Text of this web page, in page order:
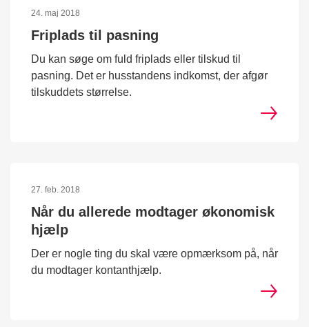
24. maj 2018
Friplads til pasning
Du kan søge om fuld friplads eller tilskud til
pasning. Det er husstandens indkomst, der afgør
tilskuddets størrelse.
27. feb. 2018
Når du allerede modtager økonomisk
hjælp
Der er nogle ting du skal være opmærksom på, når
du modtager kontanthjælp.